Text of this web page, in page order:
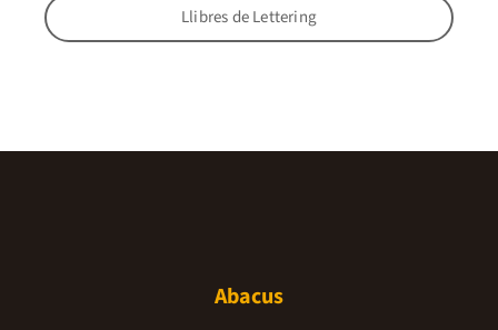
Llibres de Lettering
Abacus